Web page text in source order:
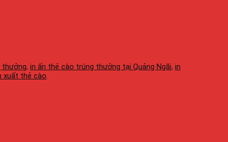
thưởng, in ấn thẻ cào trúng thưởng tại Quảng Ngãi, in
xuất thẻ cào.